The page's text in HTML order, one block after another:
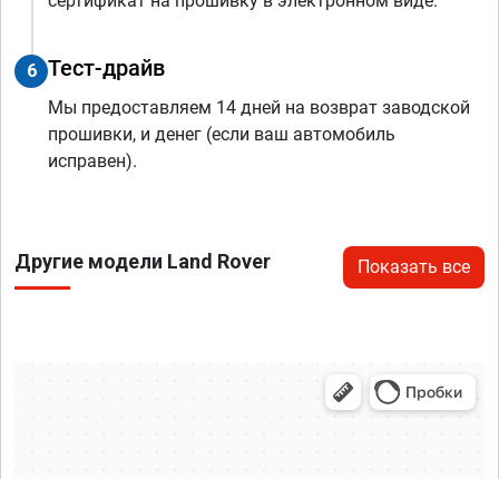
6 Тест-драйв
Мы предоставляем 14 дней на возврат заводской
прошивки, и денег (если ваш автомобиль
исправен).
Другие модели Land Rover Показать все